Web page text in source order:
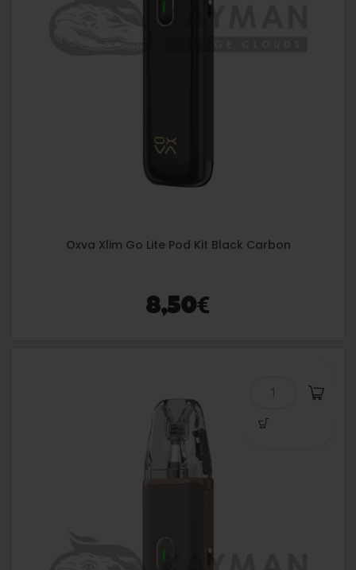
Oxva Xlim Go Lite Pod Kit Black Carbon
8,50€